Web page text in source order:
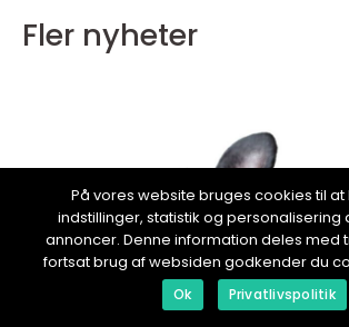
Fler nyheter
På vores website bruges cookies til at
indstillinger, statistik og personalisering
annoncer. Denne information deles med
fortsat brug af websiden godkender du
Ok Privatlivspolitik